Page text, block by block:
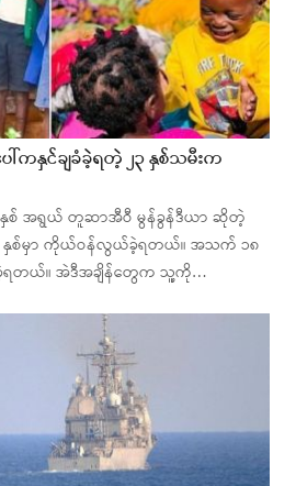
နှင်ချခံခဲ့ရတဲ့ ၂၃ နှစ်သမီးက
စ် အရွယ် တူဆာအီဝီ မွန်ခွန်ဒီယာ ဆိုတဲ့
နှစ်မှာ ကိုယ်ဝန်လွယ်ခဲ့ရတယ်။ အသက် ၁၈
ရတယ်။ အဲဒီအချိန်တွေက သူ့ကို…